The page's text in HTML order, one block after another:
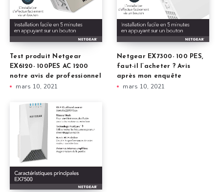
Test produit Netgear
EX6120- 100PES AC 1200
notre avis de professionnel
mars 10, 2021
Netgear EX7300- 100 PES,
faut-il l’acheter ? Avis
après mon enquête
mars 10, 2021